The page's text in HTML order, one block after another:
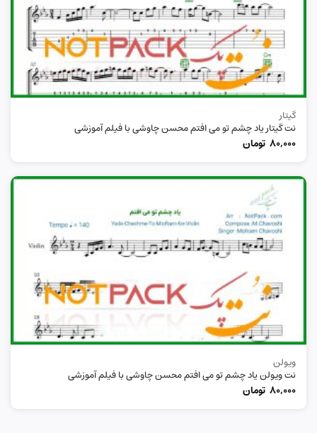
گیتار
نت گیتار یاد چشم تو می افتم محسن چاوشی با فیلم آموزشی
80,000 تومان
ویولن
نت ویولن یاد چشم تو می افتم محسن چاوشی با فیلم آموزشی
80,000 تومان